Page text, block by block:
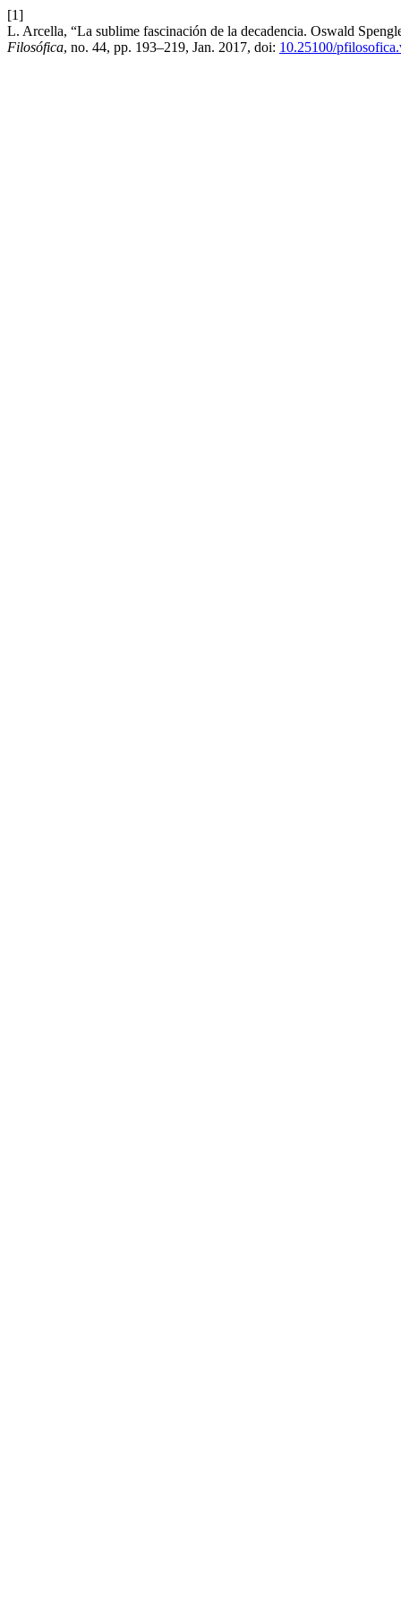
[1]
L. Arcella, “La sublime fascinación de la decadencia. Oswald
Filosófica, no. 44, pp. 193–219, Jan. 2017, doi: 10.25100/